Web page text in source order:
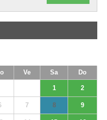
Ve Sa Do
1 2
7 8 9